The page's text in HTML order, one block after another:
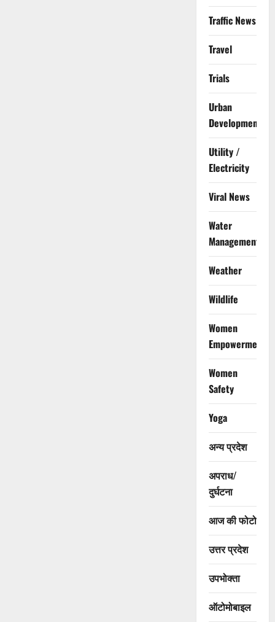
Traffic News
Travel
Trials
Urban
Development
Utility /
Electricity
Viral News
Water
Management
Weather
Wildlife
Women
Empowerment
Women
Safety
Yoga
अन्य प्रदेश
अपराध/
दुर्घटना
आज की फोटो
उत्तर प्रदेश
उपभोक्ता
ऑटोमोबाइल